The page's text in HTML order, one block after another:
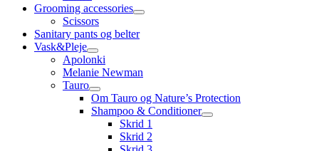
Grooming accessories
Scissors
Sanitary pants og belter
Vask&Pleje
Apolonki
Melanie Newman
Tauro
Om Tauro og Nature’s Protection
Shampoo & Conditioner
Skrid 1
Skrid 2